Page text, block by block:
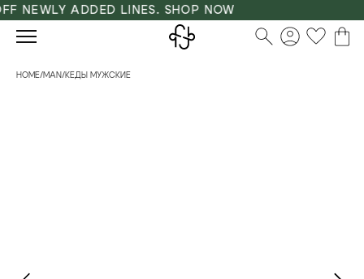
ADDED LINES. SHOP NOW
HOME/MAN/КЕДЫ МУЖСКИЕ